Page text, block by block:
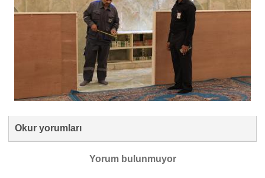
Okur yorumları
Yorum bulunmuyor